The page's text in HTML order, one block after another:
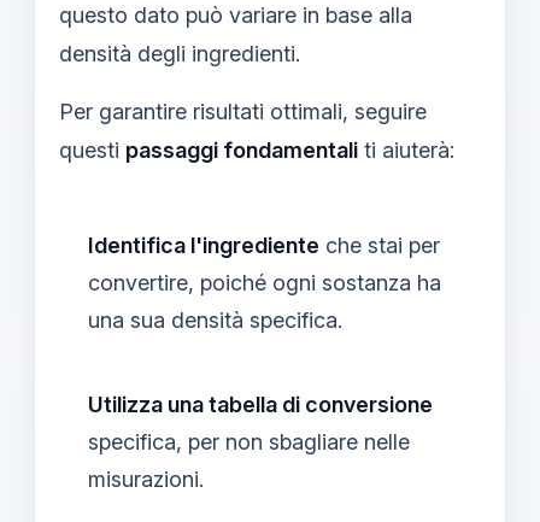
questo dato può variare in base alla
densità degli ingredienti.
Per garantire risultati ottimali, seguire
questi passaggi fondamentali ti aiuterà:
Identifica l'ingrediente che stai per
convertire, poiché ogni sostanza ha
una sua densità specifica.
Utilizza una tabella di conversione
specifica, per non sbagliare nelle
misurazioni.